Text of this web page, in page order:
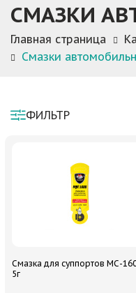
СМАЗКИ
Главная страница
Смазки
ФИЛЬТР
Смазка для суппортов МС-
5г